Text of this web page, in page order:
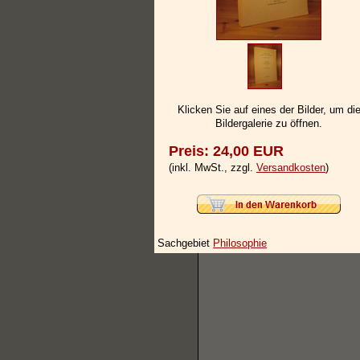
Klicken Sie auf eines der Bilder, um die
Bildergalerie zu öffnen.
Preis: 24,00 EUR
(inkl. MwSt., zzgl. Versandkosten)
Sachgebiet Philosophie